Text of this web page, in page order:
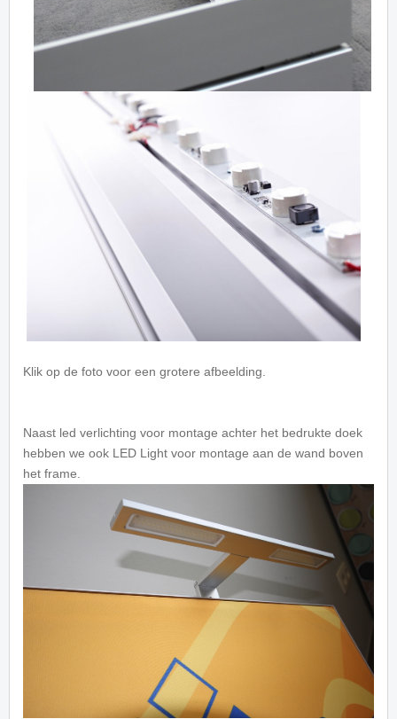
Klik op de foto voor een grotere afbeelding.
Naast led verlichting voor montage achter het bedrukte doek
hebben we ook LED Light voor montage aan de wand boven
het frame.